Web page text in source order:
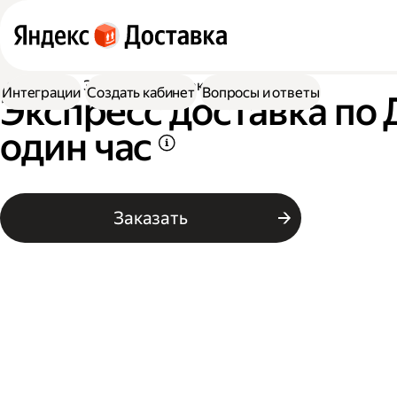
Доставка Экспресс-доставка по Дубне
Экспресс доставка по
один час
Заказать
Интеграции Создать кабинет Вопросы и ответы